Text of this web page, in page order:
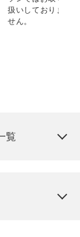
扱いしておりま
せん。
覧